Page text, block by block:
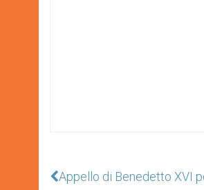
Appello di Benedetto XVI